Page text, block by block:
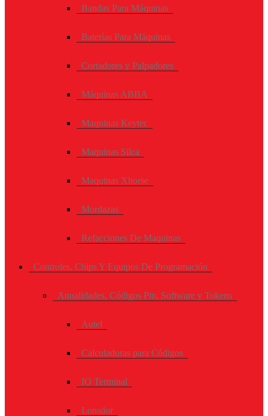
Bandas Para Máquinas
Baterías Para Máquinas
Cortadores y Palpadores
Máquinas ABBA
Maquinas Keytec
Maquinas Silca
Maquinas Xhorse
Mordazas
Refacciones De Maquinas
Controles, Chips Y Equipos De Programación
Anualidades, Códigos Pin, Software y Tokens
Autel
Calculadoras para Códigos
IO Terminal
Lonsdor